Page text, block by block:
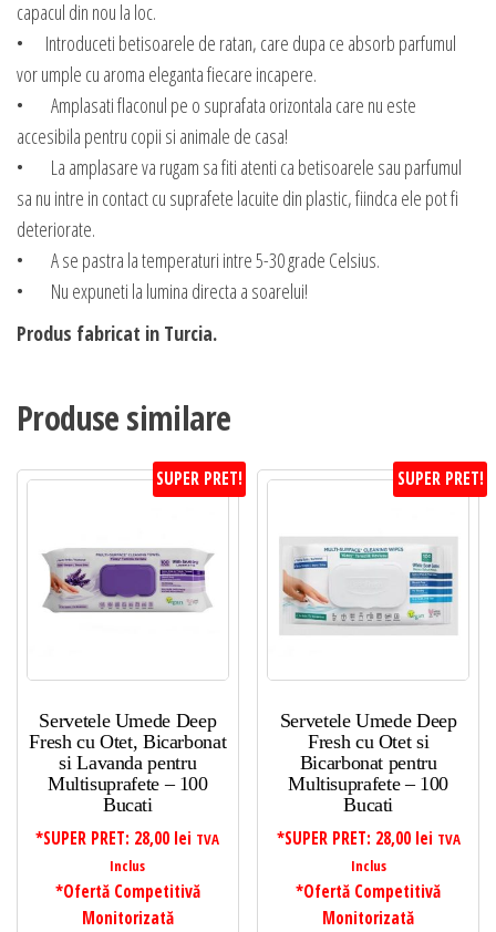
capacul din nou la loc.
• Introduceti betisoarele de ratan, care dupa ce absorb parfumul
vor umple cu aroma eleganta fiecare incapere.
• Amplasati flaconul pe o suprafata orizontala care nu este
accesibila pentru copii si animale de casa!
• La amplasare va rugam sa fiti atenti ca betisoarele sau parfumul
sa nu intre in contact cu suprafete lacuite din plastic, fiindca ele pot fi
deteriorate.
• A se pastra la temperaturi intre 5-30 grade Celsius.
• Nu expuneti la lumina directa a soarelui!
Produs fabricat in Turcia.
Produse similare
SUPER PRET!
Servetele Umede Deep
Fresh cu Otet, Bicarbonat
si Lavanda pentru
Multisuprafete – 100
Bucati
*SUPER PRET: 28,00 lei TVA
Inclus
*Ofertă Competitivă
Monitorizată
SUPER PRET!
Servetele Umede Deep
Fresh cu Otet si
Bicarbonat pentru
Multisuprafete – 100
Bucati
*SUPER PRET: 28,00 lei TVA
Inclus
*Ofertă Competitivă
Monitorizată